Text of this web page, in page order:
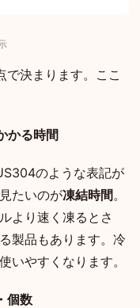
決まります。ここ
かる時間
のような表記が
たいのが凍結時間。
より速く凍るとさ
製品もあります。冷
いやすくなります。
個数